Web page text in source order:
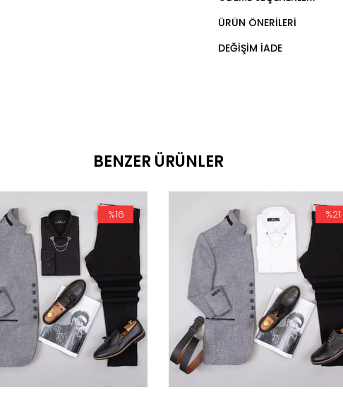
ÜRÜN ÖNERILERI
DEĞIŞIM İADE
BENZER ÜRÜNLER
%16 %21